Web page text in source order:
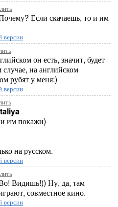
Если скачаешь, то и им
версии
он есть, значит, будет
на английском
рубят у меня:)
версии
им покажи)
на русском.
версии
Видишь!)) Ну, да, там
совместное кино.
версии